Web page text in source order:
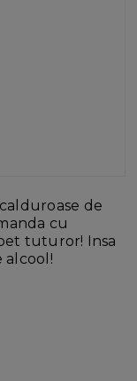
de
cu
tuturor! Insa
alcool!